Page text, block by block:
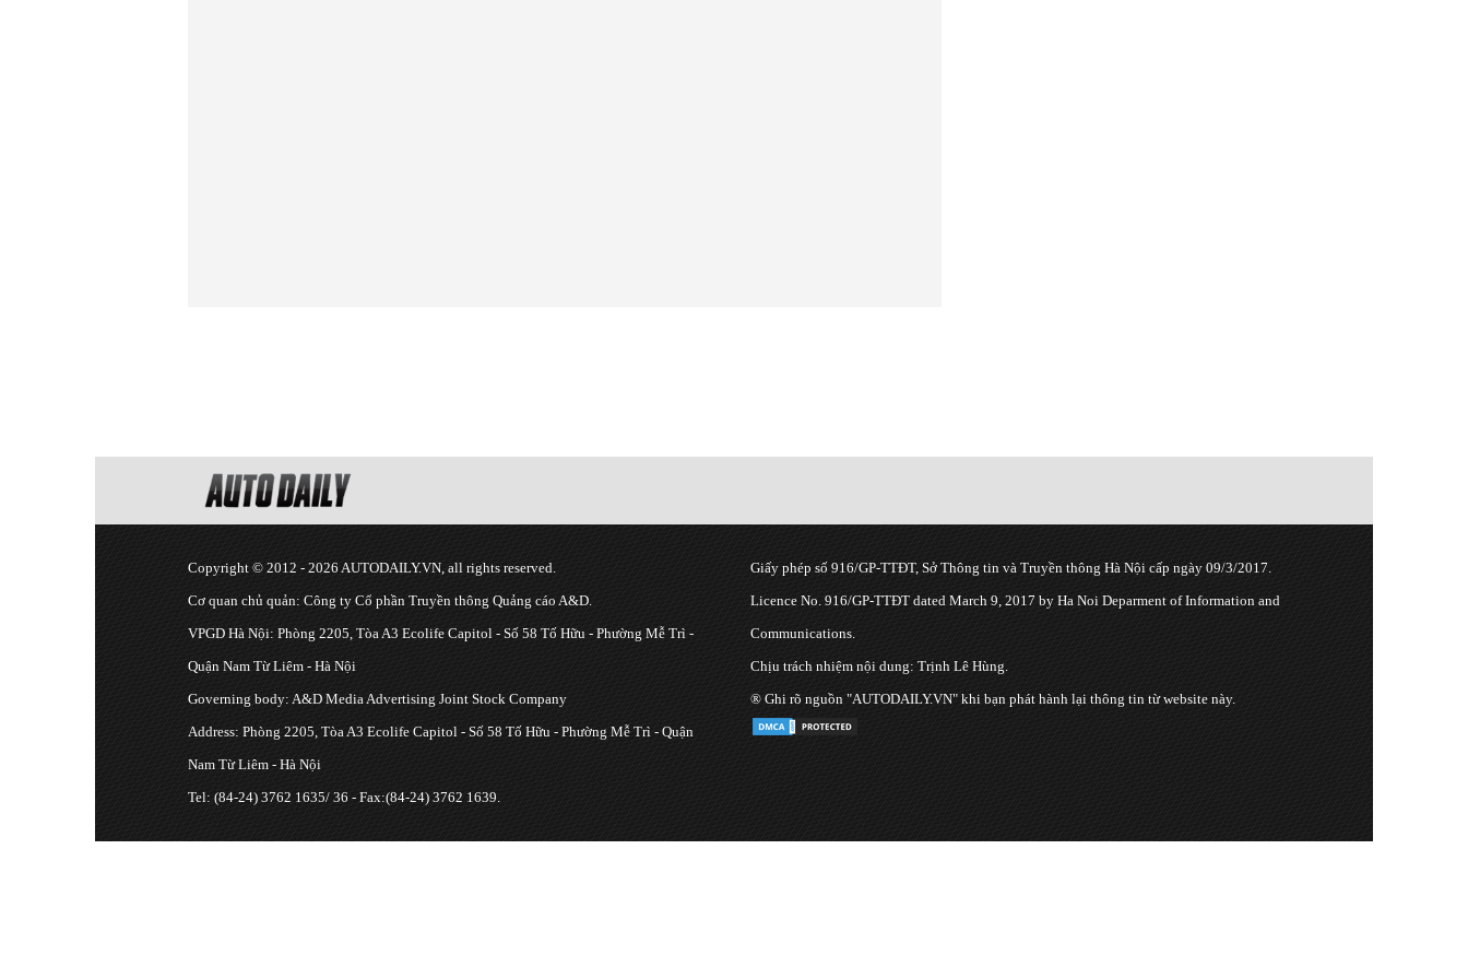
Copyright © 2012 - 2026 AUTODAILY.VN, all rights reserved.
Cơ quan chủ quản: Công ty Cổ phần Truyền thông Quảng cáo A&D.
VPGD Hà Nội: Phòng 2205, Tòa A3 Ecolife Capitol - Số 58 Tố Hữu - Phường Mễ Trì -
Quận Nam Từ Liêm - Hà Nội
Governing body: A&D Media Advertising Joint Stock Company
Address: Phòng 2205, Tòa A3 Ecolife Capitol - Số 58 Tố Hữu - Phường Mễ Trì - Quận
Nam Từ Liêm - Hà Nội
Tel: (84-24) 3762 1635/ 36 - Fax:(84-24) 3762 1639.
Giấy phép số 916/GP-TTĐT, Sở Thông tin và Truyền thông Hà Nội cấp ngày 09/3/2017.
Licence No. 916/GP-TTĐT dated March 9, 2017 by Ha Noi Deparment of Information and
Communications.
Chịu trách nhiệm nội dung: Trịnh Lê Hùng.
® Ghi rõ nguồn "AUTODAILY.VN" khi bạn phát hành lại thông tin từ website này.